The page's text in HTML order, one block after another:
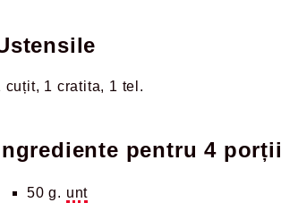
Ustensile
cuțit 1 cratita 1 tel
Ingrediente pentru4 porții
50 g. unt